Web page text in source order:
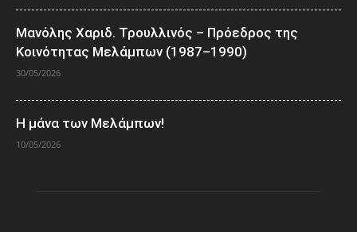
Μανόλης Χαριδ. Τρουλλινός – Πρόεδρος της
Κοινότητας Μελάμπων (1987–1990)
30/05/2026
Η μάνα των Μελάμπων!
10/05/2026